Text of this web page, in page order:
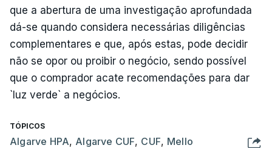
que a abertura de uma investigação aprofundada
dá-se quando considera necessárias diligências
complementares e que, após estas, pode decidir
não se opor ou proibir o negócio, sendo possível
que o comprador acate recomendações para dar
`luz verde` a negócios.
TÓPICOS
Algarve HPA, Algarve CUF, CUF, Mello